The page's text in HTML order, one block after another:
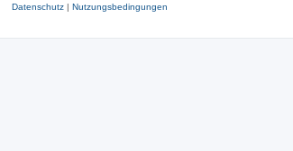
Datenschutz| Nutzungsbedingungen